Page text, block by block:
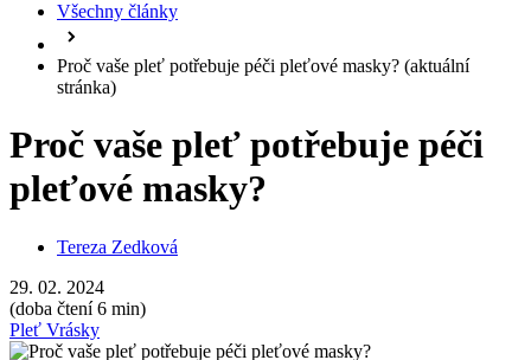
Všechny články
Proč vaše pleť potřebuje péči pleťové masky? (aktuální
stránka)
Proč vaše pleť potřebuje péči
pleťové masky?
Tereza Zedková
29. 02. 2024
(doba čtení 6 min)
Pleť Vrásky